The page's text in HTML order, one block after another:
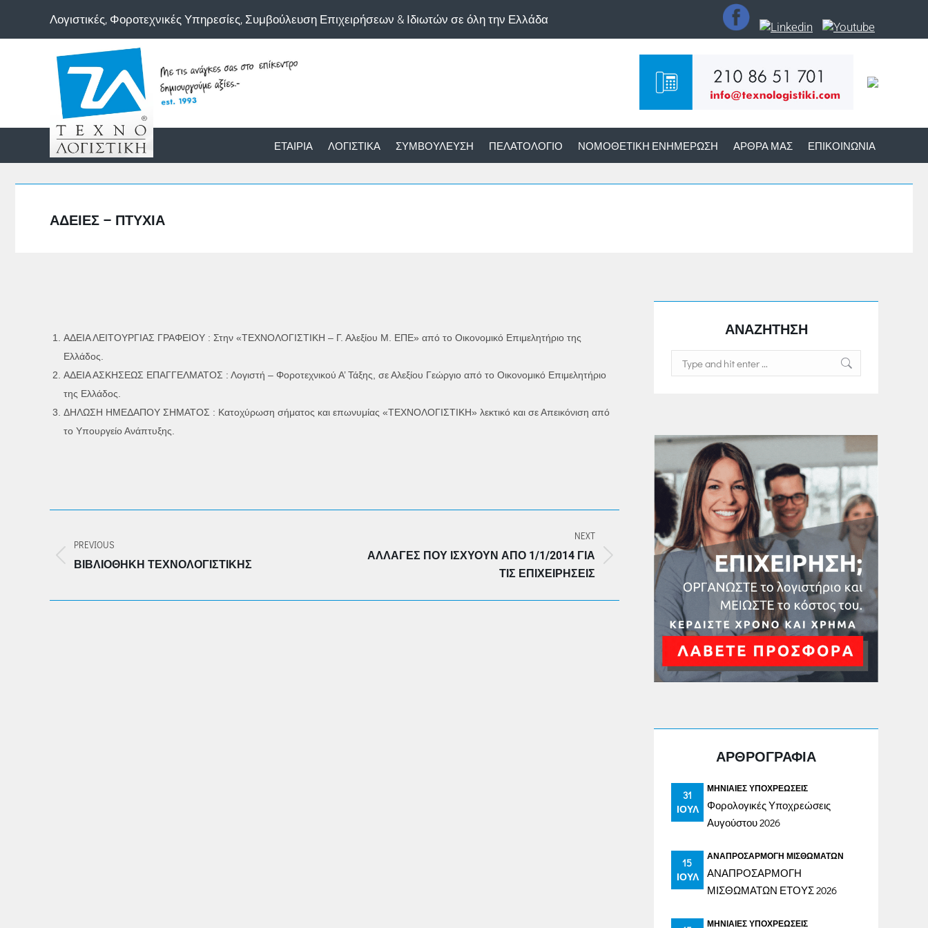
Λογιστικές, Φοροτεχνικές Υπηρεσίες, Συμβούλευση Επιχειρήσεων & Ιδιωτών σε όλη την Ελλάδα
ΕΤΑΙΡΊΑ ΛΟΓΙΣΤΙΚΆ ΣΥΜΒΟΎΛΕΥΣΗ ΠΕΛΑΤΟΛΌΓΙΟ ΝΟΜΟΘΕΤΙΚΉ ΕΝΗΜΈΡΩΣΗ ΆΡΘΡΑ ΜΑΣ ΕΠΙΚΟΙΝΩΝΊΑ
ΆΔΕΙΕΣ – ΠΤΥΧΊΑ
ΑΔΕΙΑ ΛΕΙΤΟΥΡΓΙΑΣ ΓΡΑΦΕΙΟΥ : Στην «ΤΕΧΝΟΛΟΓΙΣΤΙΚΗ – Γ. Αλεξίου Μ. ΕΠΕ» από το Οικονομικό Επιμελητήριο της
Ελλάδος.
ΑΔΕΙΑ ΑΣΚΗΣΕΩΣ ΕΠΑΓΓΕΛΜΑΤΟΣ : Λογιστή – Φοροτεχνικού Α’ Τάξης, σε Αλεξίου Γεώργιο από το Οικονομικό Επιμελητήριο
της Ελλάδος.
ΔΗΛΩΣΗ ΗΜΕΔΑΠΟΥ ΣΗΜΑΤΟΣ : Κατοχύρωση σήματος και επωνυμίας «ΤΕΧΝΟΛΟΓΙΣΤΙΚΗ» λεκτικό και σε Απεικόνιση από
το Υπουργείο Ανάπτυξης.
PREVIOUS
Previous
ΒΙΒΛΙΟΘΉΚΗ ΤΕΧΝΟΛΟΓΙΣΤΙΚΉΣ
NEXT
Next
ΑΛΛΑΓΈΣ ΠΟΥ ΙΣΧΎΟΥΝ ΑΠΌ 1/1/2014 ΓΙΑ
ΤΙΣ ΕΠΙΧΕΙΡΉΣΕΙΣ
ΑΝΑΖΗΤΗΣΗ
Search:
ΑΡΘΡΟΓΡΑΦΙΑ
31
ΙΟΎΛ
ΜΗΝΙΑΊΕΣ ΥΠΟΧΡΕΏΣΕΙΣ
Φορολογικές Υποχρεώσεις
Αυγούστου 2026
15
ΙΟΎΛ
ΑΝΑΠΡΟΣΑΡΜΟΓΉ ΜΙΣΘΩΜΆΤΩΝ
ΑΝΑΠΡΟΣΑΡΜΟΓΗ
ΜΙΣΘΩΜΑΤΩΝ ΕΤΟΥΣ 2026
ΜΗΝΙΑΊΕΣ ΥΠΟΧΡΕΏΣΕΙΣ